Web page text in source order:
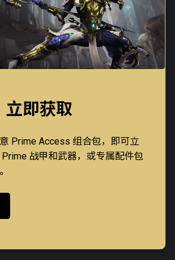
立即获取
Prime Access 组合包，即可立
战甲和武器，或专属配件包